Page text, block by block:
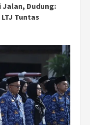
Jalan, Dudung:
Tuntas